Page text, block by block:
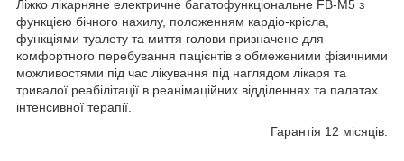
Ліжко лікарняне електричне багатофункціональне FB-М5 з
функцією бічного нахилу, положенням кардіо-крісла,
функціями туалету та миття голови призначене для
комфортного перебування пацієнтів з обмеженими фізичними
можливостями під час лікування під наглядом лікаря та
тривалої реабілітації в реанімаційних відділеннях та палатах
інтенсивної терапії.
Гарантія 12 місяців.